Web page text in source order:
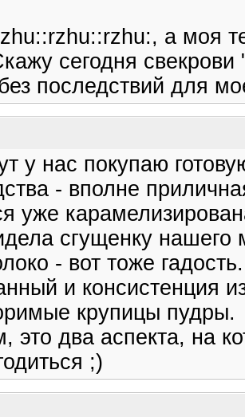
а моя
сегодня
последствий для
у нас покупаю
- вполне
уже
сгущенку нашего
- вот тоже
и консистенция
крупицы пудры.
это два аспекта, на
;)